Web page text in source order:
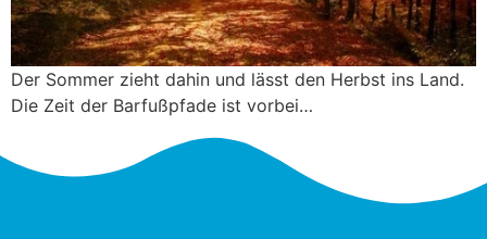
Der Sommer zieht dahin und lässt den Herbst ins Land.
Die Zeit der Barfußpfade ist vorbei…